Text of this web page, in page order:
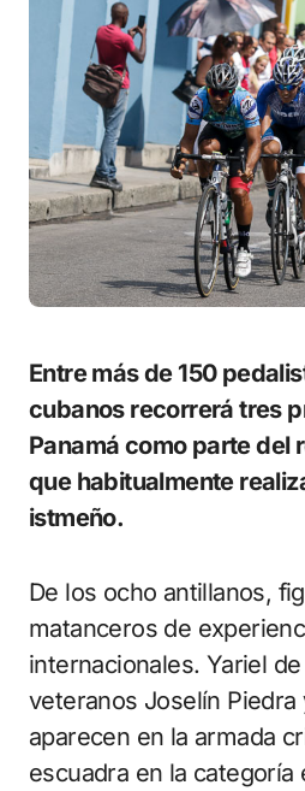
Entre más de 150 pedalistas, un grupo de
cubanos recorrerá tres
Panamá como parte del
que habitualmente
istmeño.
De los ocho antillanos,
matanceros de
internacionales. Yariel
veteranos Joselín Piedra
aparecen en la armada
escuadra en la categoría